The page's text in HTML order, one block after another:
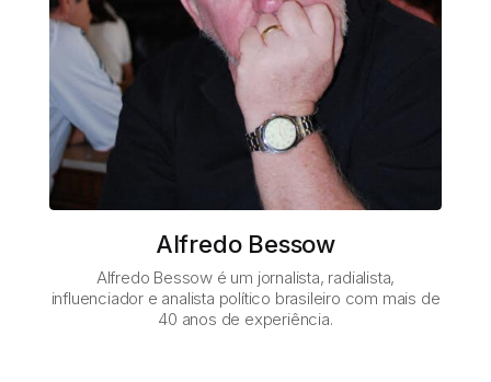
Alfredo Bessow
Alfredo Bessow é um jornalista, radialista,
influenciador e analista político brasileiro com mais de
40 anos de experiência.